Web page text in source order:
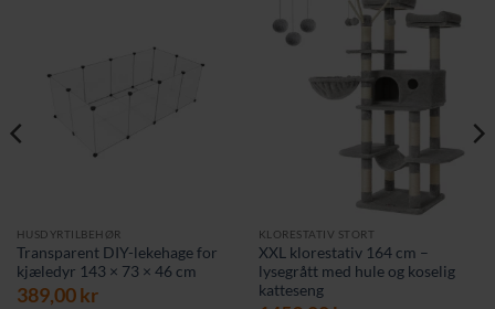
HUSDYRTILBEHØR
Transparent DIY-lekehage for
kjæledyr 143 × 73 × 46 cm
389,00kr
KLORESTATIV STORT
XXL klorestativ 164 cm –
lysegrått med hule og koselig
katteseng